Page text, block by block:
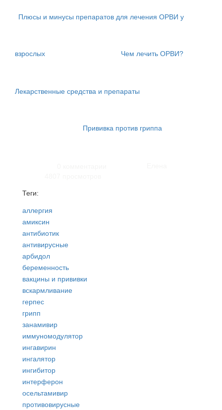
Плюсы и минусы препаратов для лечения ОРВИ у
взрослых Чем лечить ОРВИ?
Лекарственные средства и препараты
Прививка против гриппа
Теги:
аллергия
амиксин
антибиотик
антивирусные
арбидол
беременность
вакцины и прививки
вскармливание
герпес
грипп
занамивир
иммуномодулятор
ингавирин
ингалятор
ингибитор
интерферон
осельтамивир
противовирусные